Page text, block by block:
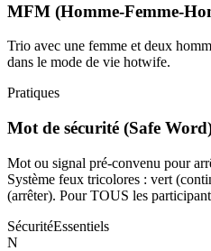
MFM (Homme-Femme-
Trio avec une femme et deux
dans le mode de vie hotwife.
Pratiques
Mot de sécurité (Safe
Mot ou signal pré-convenu pour
Système feux tricolores : vert
(arrêter). Pour TOUS les
SécuritéEssentiels
N